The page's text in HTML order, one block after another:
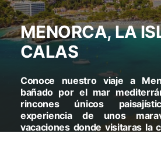
MENORCA, LA
CALAS
Conoce nuestro viaje a
bañado por el mar
rincones únicos
experiencia de unos
vacaciones donde visitaras la